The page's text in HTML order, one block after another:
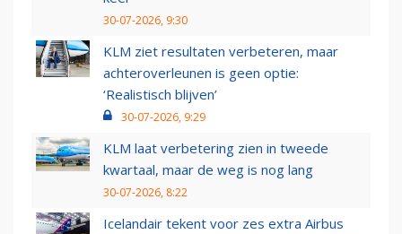
30-07-2026, 9:30
KLM ziet resultaten verbeteren, maar
achteroverleunen is geen optie:
‘Realistisch blijven’
30-07-2026, 9:29
KLM laat verbetering zien in tweede
kwartaal, maar de weg is nog lang
30-07-2026, 8:22
Icelandair tekent voor zes extra Airbus